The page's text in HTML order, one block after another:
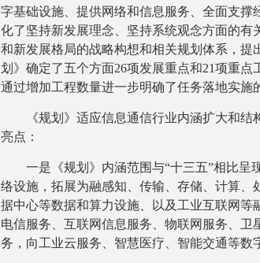
字基础设施、提供网络和信息服务、全面支
化了坚持新发展理念、坚持系统观念方面的
和新发展格局的战略构想和相关规划体系，
划》确定了五个方面26项发展重点和21项重
通过增加工程数量进一步明确了任务落地实施
《规划》适应信息通信行业内涵扩大和
亮点：
一是《规划》内涵范围与“十三五”相比呈
络设施，拓展为融感知、传输、存储、计算、
据中心等数据和算力设施、以及工业互联网
电信服务、互联网信息服务、物联网服务、
务，向工业云服务、智慧医疗、智能交通等数